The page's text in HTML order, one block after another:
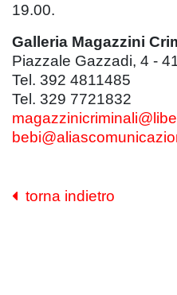
19.00.
Galleria Magazzini
Piazzale Gazzadi, 4 -
Tel. 392 4811485
Tel. 329 7721832
torna indietro